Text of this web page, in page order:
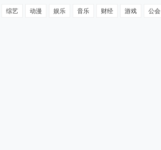
综艺 动漫 娱乐 音乐 财经 游戏 公会